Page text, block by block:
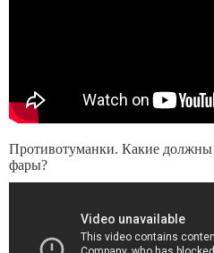
Противотуманки. Какие
фары?